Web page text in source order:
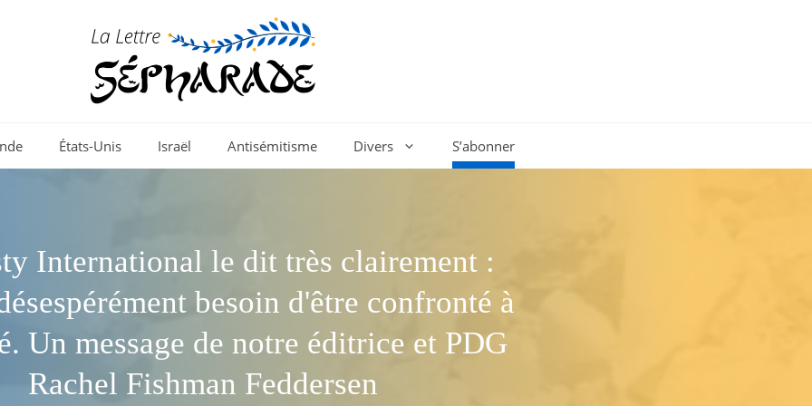
États-Unis Israël Antisémitisme Divers S’abonner
International le dit très clairement :
besoin d'être confronté à
Un message de notre éditrice et PDG
Rachel Fishman Feddersen